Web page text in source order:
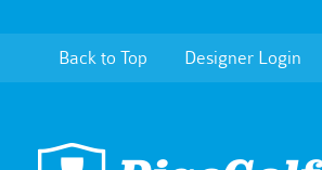
Back to Top Designer Login